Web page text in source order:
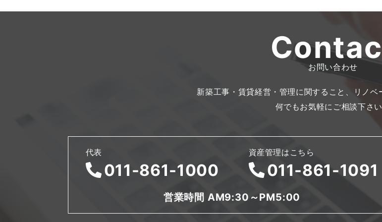
お問い合わせ
新築工事・賃貸経営・管理に関すること、リノベ
何でもお気軽にご相談下さい
代表
011-861-1000
資産管理はこちら
011-861-1091
営業時間 AM9:30～PM5:00